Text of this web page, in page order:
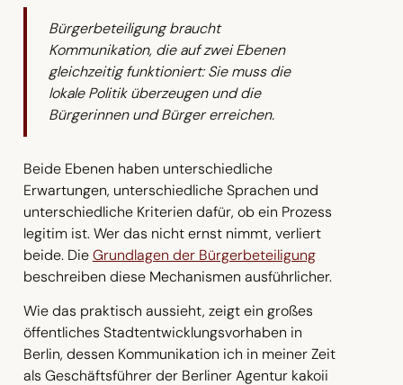
Bürgerbeteiligung braucht
Kommunikation, die auf zwei Ebenen
gleichzeitig funktioniert: Sie muss die
lokale Politik überzeugen und die
Bürgerinnen und Bürger erreichen.
Beide Ebenen haben unterschiedliche
Erwartungen, unterschiedliche Sprachen und
unterschiedliche Kriterien dafür, ob ein Prozess
legitim ist. Wer das nicht ernst nimmt, verliert
beide. DieGrundlagen der Bürgerbeteiligung
beschreiben diese Mechanismen ausführlicher.
Wie das praktisch aussieht, zeigt ein großes
öffentliches Stadtentwicklungsvorhaben in
Berlin, dessen Kommunikation ich in meiner Zeit
als Geschäftsführer der Berliner Agentur kakoii